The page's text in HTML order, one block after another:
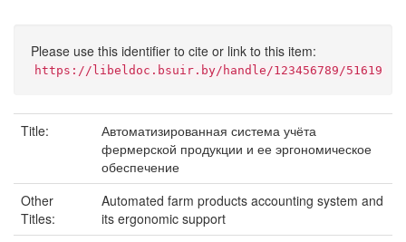
Please use this identifier to cite or link to this item:
https://libeldoc.bsuir.by/handle/123456789/51619
Title:
Автоматизированная система учёта
фермерской продукции и ее эргономическое
обеспечение
Other
Titles:
Automated farm products accounting system and
its ergonomic support